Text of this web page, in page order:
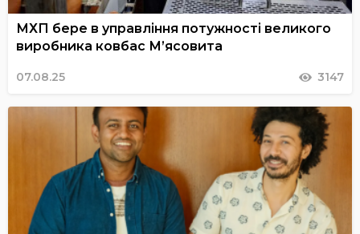
МХП бере в управління потужності великого
виробника ковбас М’ясовита
07.08.25 3147